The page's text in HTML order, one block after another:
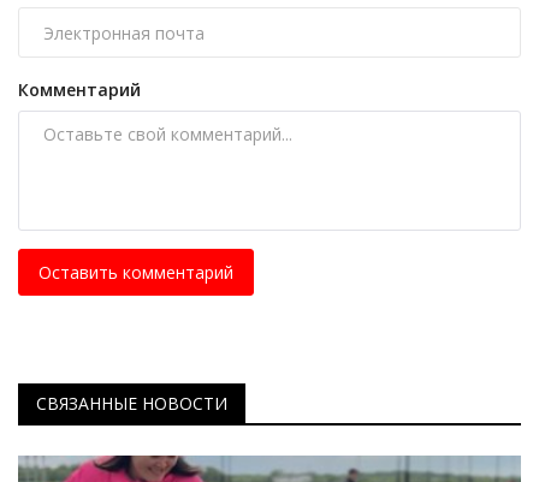
Комментарий
Оставить комментарий
СВЯЗАННЫЕ НОВОСТИ